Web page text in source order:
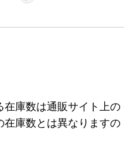
庫数は通販サイト上の
庫数とは異なりますの